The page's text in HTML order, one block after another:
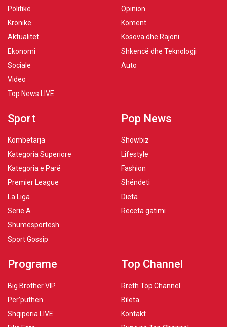
Politikë
Kronikë
Aktualitet
Ekonomi
Sociale
Video
Top News LIVE
Opinion
Koment
Kosova dhe Rajoni
Shkencë dhe Teknologji
Auto
Sport
Kombëtarja
Kategoria Superiore
Kategoria e Parë
Premier League
La Liga
Serie A
Shumësportësh
Sport Gossip
Pop News
Showbiz
Lifestyle
Fashion
Shëndeti
Dieta
Receta gatimi
Programe
Big Brother VIP
Për’puthen
Shqipëria LIVE
Top Channel
Rreth Top Channel
Bileta
Kontakt